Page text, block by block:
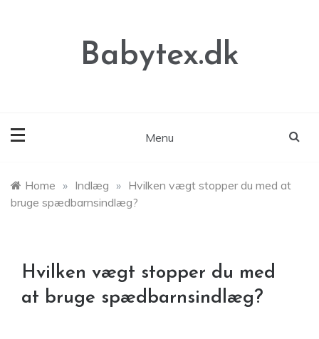
Babytex.dk
Menu
Home » Indlæg » Hvilken vægt stopper du med at
bruge spædbarnsindlæg?
Hvilken vægt stopper du med
at bruge spædbarnsindlæg?